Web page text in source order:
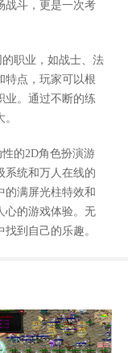
战斗，更是一次考
职业，如战士、法
特点，玩家可以根
业。通过不断的练
的2D角色扮演游
系统和万人在线的
的满屏光柱特效和
心的游戏体验。无
到自己的乐趣。